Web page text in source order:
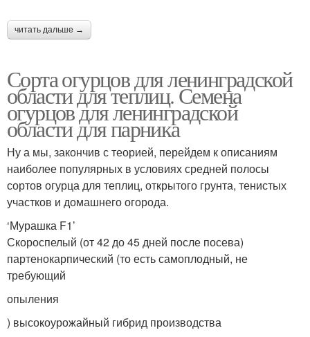
читать дальше →
Сорта огурцов для ленинградской
области для теплиц. Семена
огурцов для ленинградской
области для парника
Ну а мы, закончив с теорией, перейдем к описаниям
наиболее популярных в условиях средней полосы
сортов огурца для теплиц, открытого грунта, тенистых
участков и домашнего огорода.
‘Мурашка F1’
Скороспелый (от 42 до 45 дней после посева)
партенокарпический (то есть самоплодный, не
требующий
опыления
) высокоурожайный гибрид производства